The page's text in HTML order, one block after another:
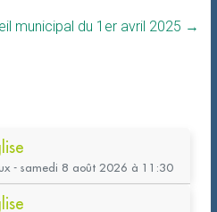
municipal du 1er avril 2025 →